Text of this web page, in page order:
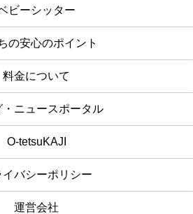
ビーシッター
の安心のポイント
料金について
・ニュースポータル
O-tetsuKAJI
イバシーポリシー
運営会社